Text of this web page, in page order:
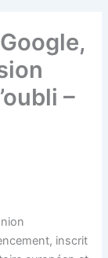
–
inscrit